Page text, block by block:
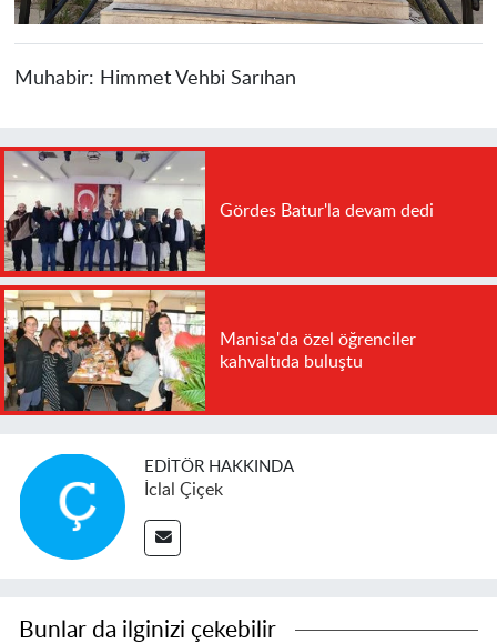
Muhabir: Himmet Vehbi Sarıhan
Gördes Batur'la devam dedi
Manisa'da özel öğrenciler
kahvaltıda buluştu
EDITÖR HAKKINDA
İclal Çiçek
Bunlar da ilginizi çekebilir